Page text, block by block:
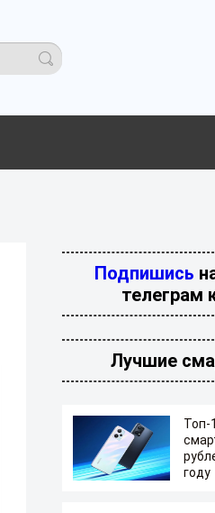
Подпишись
телеграм
Лучшие
Топ-
году